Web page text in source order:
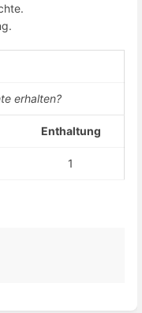
erhalten?
Enthaltung
1